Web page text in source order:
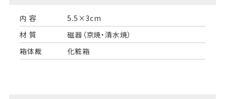
内 容
5.5×3cm
材 質
磁器（京焼・清水焼）
箱体裁
化粧箱